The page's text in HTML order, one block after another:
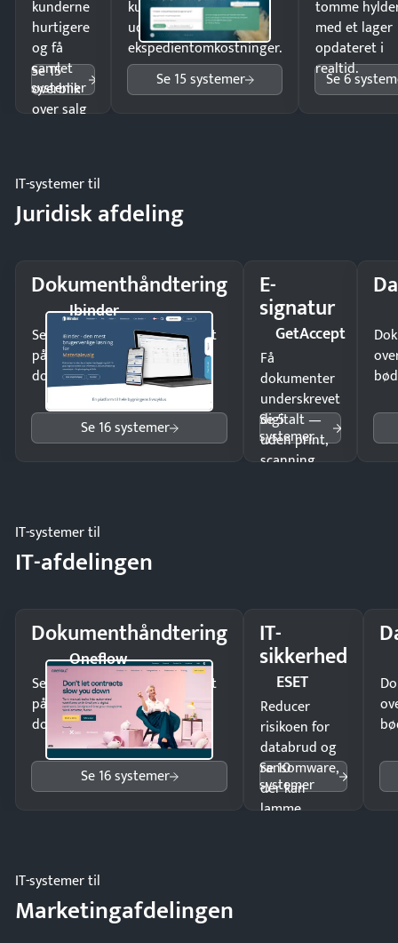
kunderne
hurtigere
og få
samlet
overblik
over salg
Se 15
systemer
kunder i hele landet
uden
ekspedientomkostninger.
Se 15 systemer
tomme
med et lager
opdateret i
realtid.
Se 6
IT-systemer til
Juridisk afdeling
Dokumenthåndtering
Ibinder
Send kontrakter til underskrift
på minutter og mist ingen
dokumenter.
Se 16 systemer
E-
signatur
GetAccept
Få
dokumenter
underskrevet
digitalt —
uden print,
scanning
Se 5
systemer
IT-systemer til
IT-afdelingen
Dokumenthåndtering
Oneflow
Send kontrakter til underskrift
på minutter og mist ingen
dokumenter.
Se 16 systemer
IT-
sikkerhed
ESET
Reducer
risikoen for
databrud og
ransomware,
der kan
lamme
Se 10
systemer
IT-systemer til
Marketingafdelingen